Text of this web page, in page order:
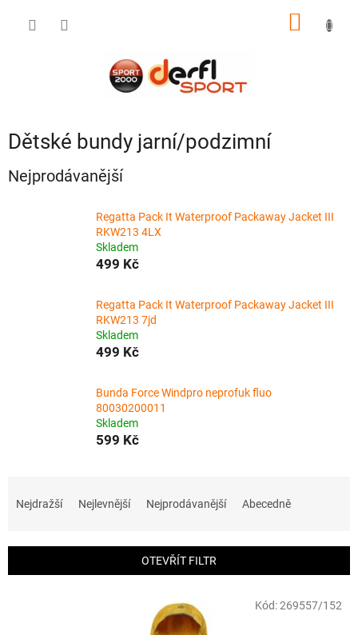
Dětské bundy jarní/podzimní
Nejprodávanější
Regatta Pack It Waterproof Packaway Jacket III
RKW213 4LX
Skladem
499 Kč
Regatta Pack It Waterproof Packaway Jacket III
RKW213 7jd
Skladem
499 Kč
Bunda Force Windpro neprofuk fluo
80030200011
Skladem
599 Kč
í
Nejdražší Nejlevnější Nejprodávanější Abecedně
OTEVŘÍT FILTR
Kód:269557/152